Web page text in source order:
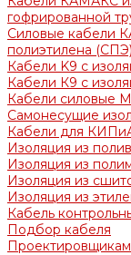
гофрированной
Силовые кабели
полиэтилена (СПЭ)
Кабели K9 с
Кабели К9 с
Кабели силовые
Самонесущие
Кабели для
Изоляция из
Изоляция из
Изоляция из
Изоляция из
Кабель
Подбор кабеля
Проектировщикам